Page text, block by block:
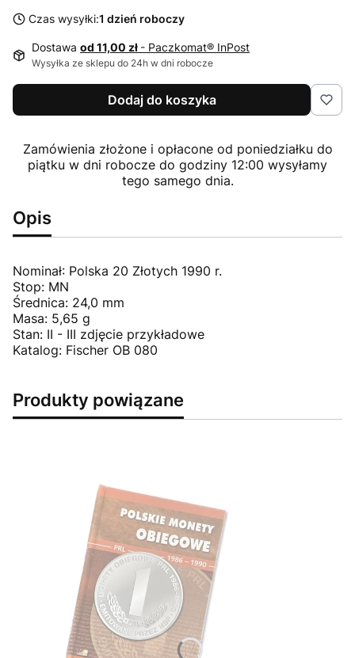
Czas wysyłki:1 dzień roboczy
Dostawa od 11,00 zł - Paczkomat® InPost
Wysyłka ze sklepu do 24h w dni robocze
Dodaj do koszyka
Zamówienia złożone i opłacone od poniedziałku do
piątku w dni robocze do godziny 12:00 wysyłamy
tego samego dnia.
Opis
Nominał: Polska 20 Złotych 1990 r.
Stop: MN
Średnica: 24,0 mm
Masa: 5,65 g
Stan: II - III zdjęcie przykładowe
Katalog: Fischer OB 080
Produkty powiązane